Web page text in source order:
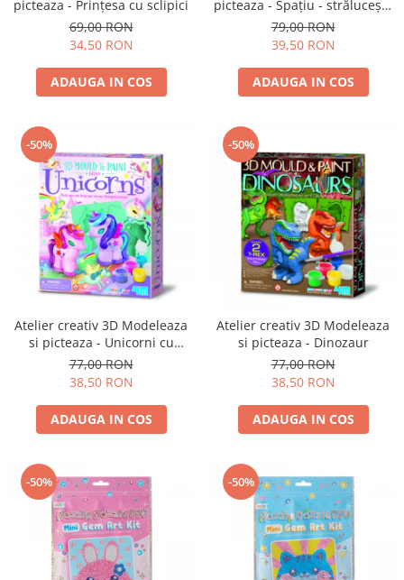
picteaza - Prințesa cu sclipici
69,00 RON
34,50 RON
ADAUGA IN COS
picteaza - Spațiu - strălucește
în întuneric
79,00 RON
39,50 RON
ADAUGA IN COS
-50%
Atelier creativ 3D Modeleaza
si picteaza - Unicorni cu
sclipici
77,00 RON
38,50 RON
ADAUGA IN COS
-50%
Atelier creativ 3D Modeleaza
si picteaza - Dinozaur
77,00 RON
38,50 RON
ADAUGA IN COS
-50% -50%